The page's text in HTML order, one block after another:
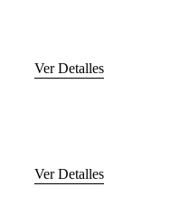
Ver Detalles
Ver Detalles